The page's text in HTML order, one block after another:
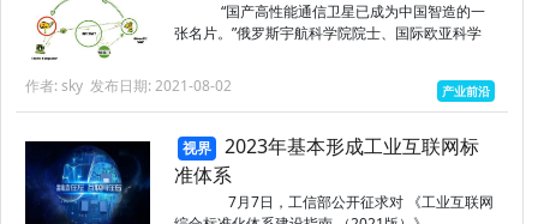
“国产高性能通信卫星已成为中国智造的一
张名片。”俄罗斯宇航科学院院士、国际欧亚科学
作者: sky 发布日期: 2021-08-02 产业前沿
视界
2023年基本形成工业互联网标
准体系
7月7日，工信部公开征求对 《工业互联网